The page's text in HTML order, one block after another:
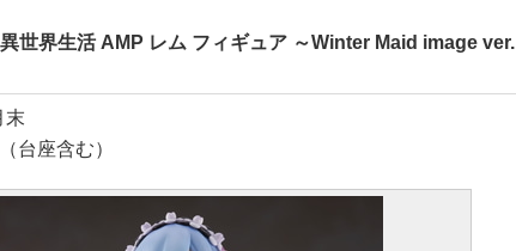
世界生活 AMP レム フィギュア ～Winter Maid image ver.
末
台座含む）